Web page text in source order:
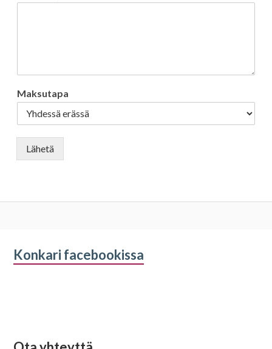
Maksutapa
Lähetä
Alapalkin
Konkari facebookissa